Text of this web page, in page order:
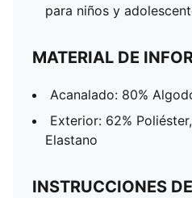
para niños y
MATERIAL DE
Acanalado: 80%
Exterior: 62%
Elastano
INSTRUCCIONES